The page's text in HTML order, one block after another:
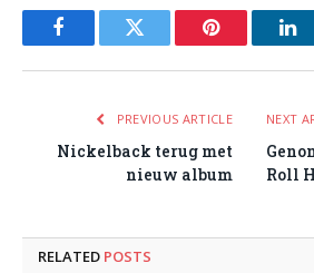
FacebookTwitter Pinterest
PREVIOUS ARTICLE
Nickelback terug met
nieuw album
NEXT
Roll
RELATED POSTS